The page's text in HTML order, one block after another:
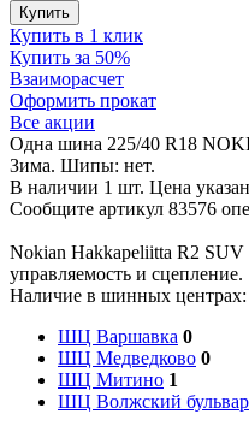
Купить
Купить в 1 клик
Купить за 50%
Взаиморасчет
Оформить прокат
Все акции
Одна шина 225/40 R18
Зима. Шипы: нет.
В наличии 1 шт. Цена
Сообщите артикул 83576
Nokian Hakkapeliitta R2 SUV
управляемость и сцепление.
Наличие в шинных центрах:
ШЦ Варшавка 0
ШЦ Медведково 0
ШЦ Митино 1
ШЦ Волжский бульвар